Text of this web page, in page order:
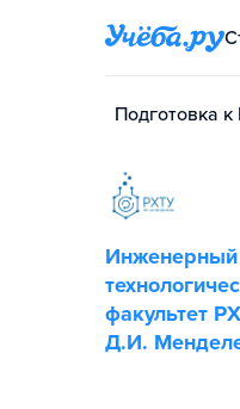
Подготовка
Инженерный
факультет
Д.И.